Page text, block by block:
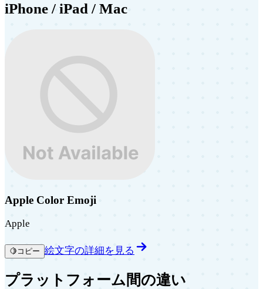
iPhone / iPad / Mac
Apple Color Emoji
Apple
🍋 コピー 絵文字の詳細を見る
プラットフォーム間の違い